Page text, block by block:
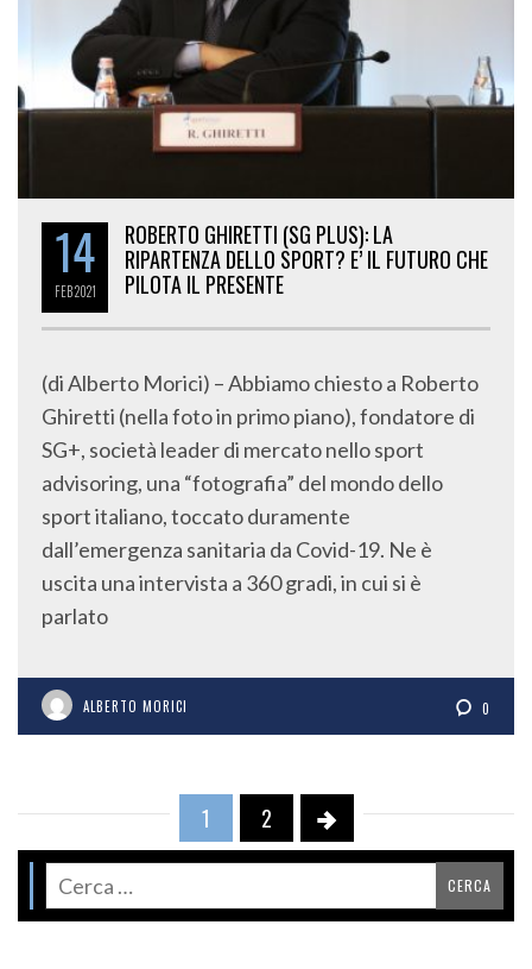
14
FEB2021
ROBERTO GHIRETTI (SG PLUS): LA
RIPARTENZA DELLO SPORT? E’ IL FUTURO CHE
PILOTA IL PRESENTE
(di Alberto Morici) – Abbiamo chiesto a Roberto
Ghiretti (nella foto in primo piano), fondatore di
SG+, società leader di mercato nello sport
advisoring, una “fotografia” del mondo dello
sport italiano, toccato duramente
dall’emergenza sanitaria da Covid-19. Ne è
uscita una intervista a 360 gradi, in cui si è
parlato
ALBERTO MORICI 0
1 2